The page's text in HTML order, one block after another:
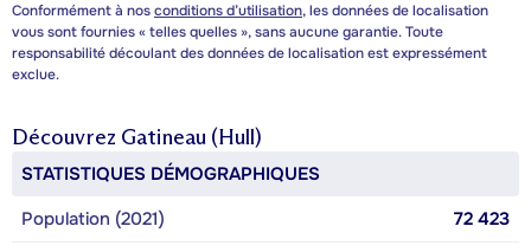
Conformément à nosconditions d’utilisation, les données de localisation
vous sont fournies « telles quelles », sans aucune garantie. Toute
responsabilité découlant des données de localisation est expressément
exclue.
Découvrez Gatineau (Hull)
STATISTIQUES DÉMOGRAPHIQUES
Population (2021)
72 423